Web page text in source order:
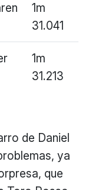
1m
31.041
1m
31.213
de Daniel
ya
que